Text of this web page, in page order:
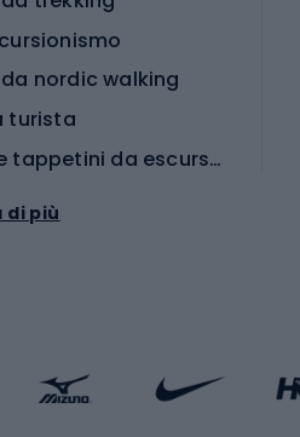
nordic walking
turista
Materassi e tappetini da escursionismo
di più